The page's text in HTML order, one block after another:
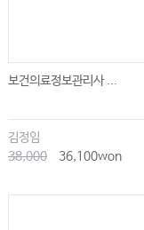
보건의료정보관리사 ...
김정임
38,000
36,100won